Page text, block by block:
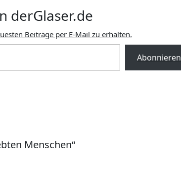
derGlaser.de
Beiträge per E-Mail zu erhalten.
Abonnieren
Menschen“